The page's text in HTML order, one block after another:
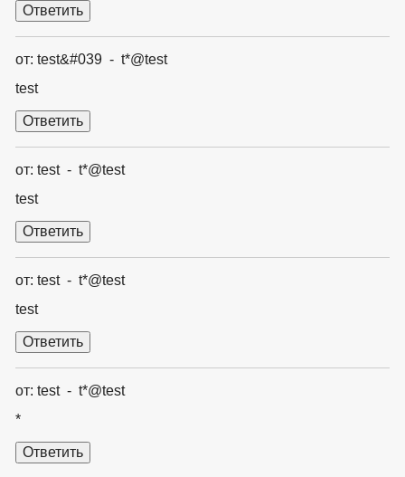
от: test&#039 - t*@test
test
от: test - t*@test
test
от: test - t*@test
test
от: test - t*@test
*